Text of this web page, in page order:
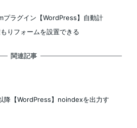
ラグイン【WordPress】自動計
りフォームを設置できる
関連記事
降【WordPress】noindexを出力す